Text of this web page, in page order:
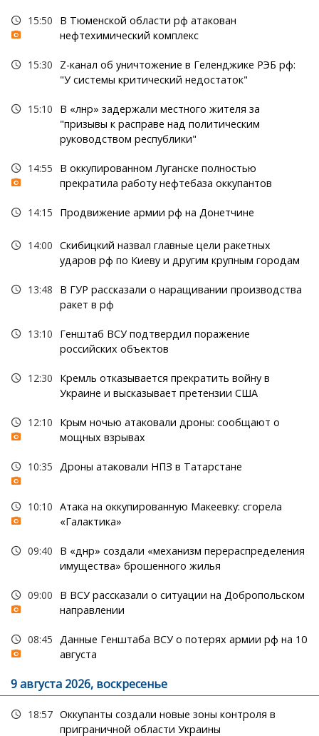
15:50
В Тюменской области рф атакован
нефтехимический комплекс
15:30
Z-канал об уничтожение в Геленджике РЭБ рф:
"У системы критический недостаток"
15:10
В «лнр» задержали местного жителя за
"призывы к расправе над политическим
руководством республики"
14:55
В оккупированном Луганске полностью
прекратила работу нефтебаза оккупантов
14:15 Продвижение армии рф на Донетчине
14:00 Скибицкий назвал главные цели ракетных
ударов рф по Киеву и другим крупным городам
13:48
В ГУР рассказали о наращивании производства
ракет в рф
13:10
Генштаб ВСУ подтвердил поражение
российских объектов
12:30
Кремль отказывается прекратить войну в
Украине и высказывает претензии США
12:10
Крым ночью атаковали дроны: сообщают о
мощных взрывах
10:35 Дроны атаковали НПЗ в Татарстане
10:10 Атака на оккупированную Макеевку: сгорела
«Галактика»
09:40
В «днр» создали «механизм перераспределения
имущества» брошенного жилья
09:00
В ВСУ рассказали о ситуации на Добропольском
направлении
08:45 Данные Генштаба ВСУ о потерях армии рф на 10
августа
9 августа 2026, воскресенье
18:57 Оккупанты создали новые зоны контроля в
приграничной области Украины